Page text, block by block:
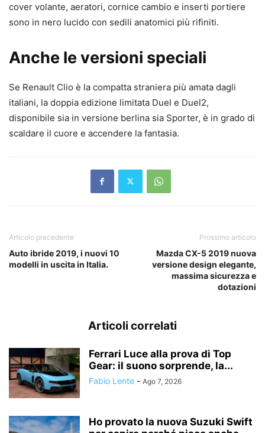
cover volante, aeratori, cornice cambio e inserti portiere
sono in nero lucido con sedili anatomici più rifiniti.
Anche le versioni speciali
Se Renault Clio è la compatta straniera più amata dagli
italiani, la doppia edizione limitata Duel e Duel2,
disponibile sia in versione berlina sia Sporter, è in grado di
scaldare il cuore e accendere la fantasia.
Articolo precedente
Auto ibride 2019, i nuovi 10
modelli in uscita in Italia.
Prossimo articolo
Mazda CX-5 2019 nuova
versione design elegante,
massima sicurezza e
dotazioni
Articoli correlati
Ferrari Luce alla prova di Top
Gear: il suono sorprende, la...
Fabio Lente - Ago 7, 2026
Ho provato la nuova Suzuki Swift